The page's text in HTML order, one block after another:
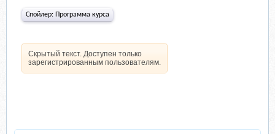
Спойлер: Программа курса
Скрытый текст. Доступен только
зарегистрированным пользователям.